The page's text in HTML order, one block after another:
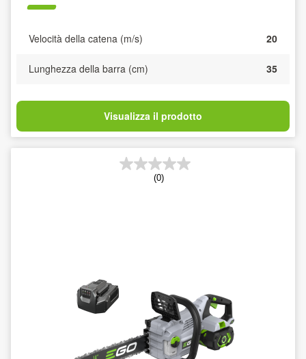
Velocità della catena (m/s) 20
Lunghezza della barra (cm) 35
Visualizza il prodotto
(0)